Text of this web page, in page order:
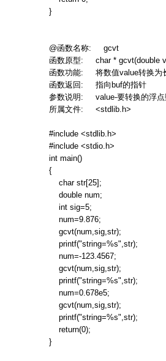
}
@函数名称: gcvt
函数原型: char * gcvt(double
函数功能: 将数值value转换为
函数返回: 指向buf的指针
参数说明: value-要转换的浮点
所属文件: <stdlib.h>
#include <stdlib.h>
#include <stdio.h>
int main()
{
char str[25];
double num;
int sig=5;
num=9.876;
gcvt(num,sig,str);
printf("string=%s",str);
num=-123.4567;
gcvt(num,sig,str);
printf("string=%s",str);
num=0.678e5;
gcvt(num,sig,str);
printf("string=%s",str);
return(0);
}